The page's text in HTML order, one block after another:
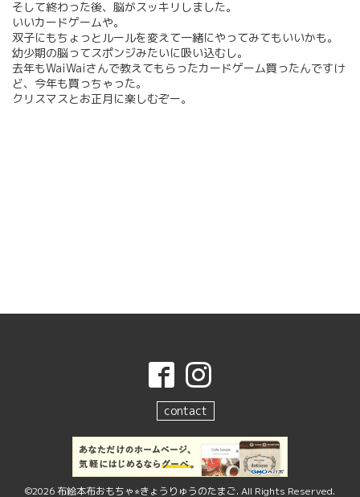
そして終わった後、脳がスッキリしました。
いいカードゲームや。
双子にもちょっとルールを変えて一緒にやってみてもいいかも。
幼少期の脳ってスポンジみたいに吸い込むし。
去年もWaiWaiさんで教えてもらったカードゲーム買ったんですけ
ど、今年も買っちゃった。
クリスマスとお正月に楽しむぞー。
contact
©2026布絵本布おもちゃ⭐︎きょうりゅうのたまご. All Rights Reserved.